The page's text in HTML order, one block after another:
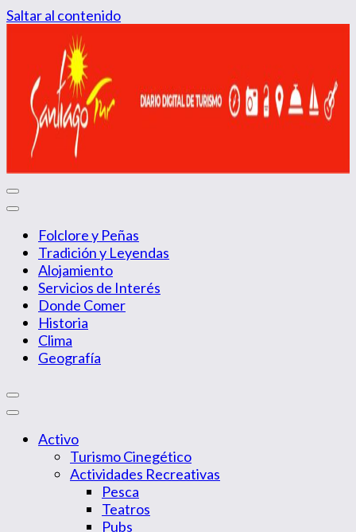
Saltar al contenido
Santiago Tur
Folclore y Peñas
Tradición y Leyendas
Alojamiento
Servicios de Interés
Donde Comer
Historia
Clima
Geografía
Activo
Turismo Cinegético
Actividades Recreativas
Pesca
Teatros
Pubs